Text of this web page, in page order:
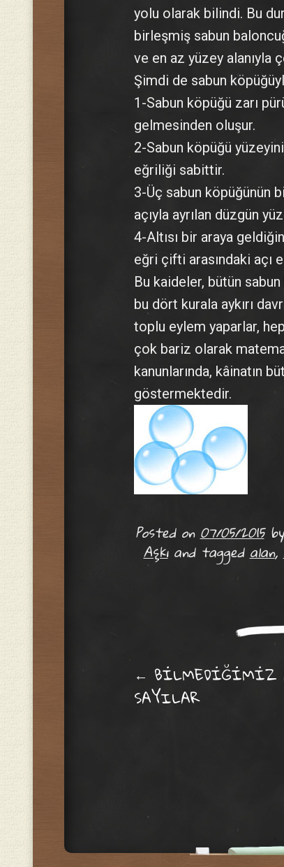
yolu olarak bilindi. Bu
birleşmiş sabun
ve en az yüzey alanıyla
Şimdi de sabun
1-Sabun köpüğü zarı
gelmesinden oluşur.
2-Sabun köpüğü
eğriliği sabittir.
3-Üç sabun köpüğünün
açıyla ayrılan düzgün
4-Altısı bir araya
eğri çifti arasındaki açı
Bu kaideler, bütün
bu dört kurala aykırı
toplu eylem yaparlar,
çok bariz olarak
kanunlarında, kâinatın
göstermektedir.
Posted on07/05/2015
Aşkıand taggedalan,
Post
← BİLMEDİĞİMİZ
SAYILAR